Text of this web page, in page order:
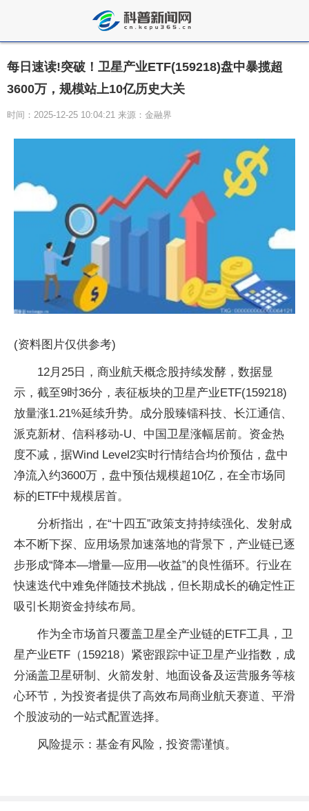
每日速读!突破！卫星产业ETF(159218)盘中暴揽超
3600万，规模站上10亿历史大关
时间：2025-12-25 10:04:21 来源：金融界
(资料图片仅供参考)
12月25日，商业航天概念股持续发酵，数据显
示，截至9时36分，表征板块的卫星产业ETF(159218)
放量涨1.21%延续升势。成分股臻镭科技、长江通信、
派克新材、信科移动-U、中国卫星涨幅居前。资金热
度不减，据Wind Level2实时行情结合均价预估，盘中
净流入约3600万，盘中预估规模超10亿，在全市场同
标的ETF中规模居首。
分析指出，在“十四五”政策支持持续强化、发射成
本不断下探、应用场景加速落地的背景下，产业链已逐
步形成“降本—增量—应用—收益”的良性循环。行业在
快速迭代中难免伴随技术挑战，但长期成长的确定性正
吸引长期资金持续布局。
作为全市场首只覆盖卫星全产业链的ETF工具，卫
星产业ETF（159218）紧密跟踪中证卫星产业指数，成
分涵盖卫星研制、火箭发射、地面设备及运营服务等核
心环节，为投资者提供了高效布局商业航天赛道、平滑
个股波动的一站式配置选择。
风险提示：基金有风险，投资需谨慎。